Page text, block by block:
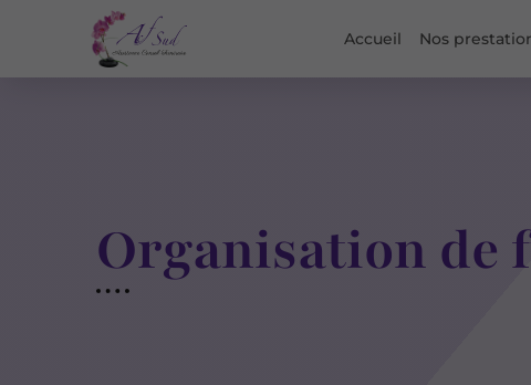
Accueil Nos
Organisation de